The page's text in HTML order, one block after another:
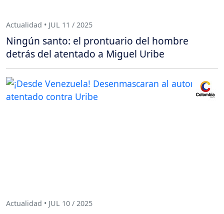
Actualidad • JUL 11 / 2025
Ningún santo: el prontuario del hombre
detrás del atentado a Miguel Uribe
Actualidad • JUL 10 / 2025